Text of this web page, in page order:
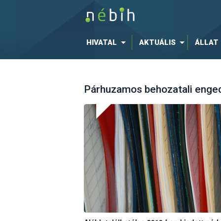
HIVATAL AKTUÁLIS ÁLLAT
Párhuzamos behozatali